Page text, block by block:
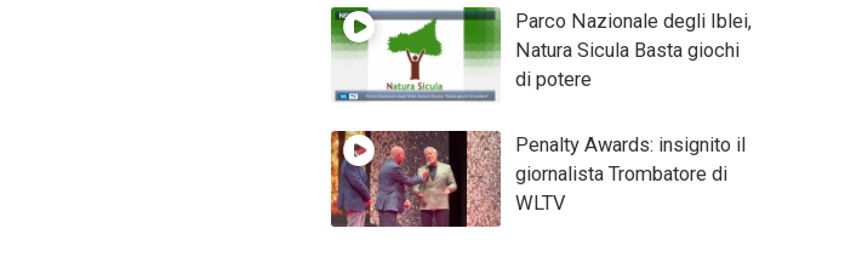
Parco Nazionale degli Iblei,
Natura Sicula Basta giochi
di potere
Penalty Awards: insignito il
giornalista Trombatore di
WLTV